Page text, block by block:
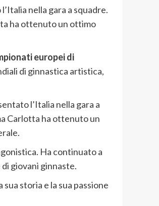
nella gara a squadre.
ha ottenuto un ottimo
europei di
di ginnastica artistica,
l’Italia nella gara a
Carlotta ha ottenuto un
Ha continuato a
giovani ginnaste.
sua storia e la sua passione